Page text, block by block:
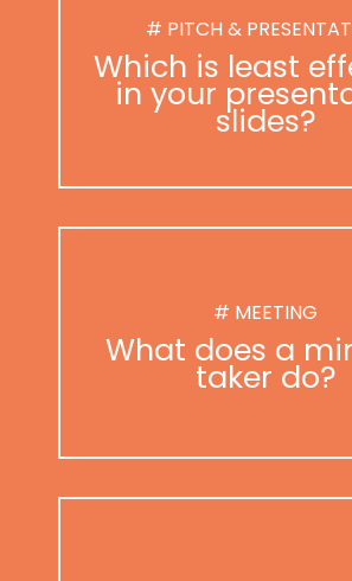
# PITCH &
Which is least
in your
slides?
# MEETING
What does a
taker do?